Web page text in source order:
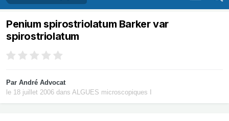
Penium spirostriolatum Barker var
spirostriolatum
Par André Advocat
le 18 juillet 2006 dans ALGUES microscopiques I